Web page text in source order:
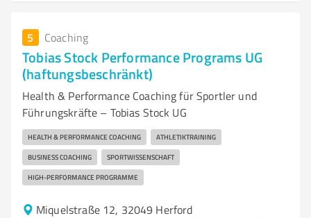
5 Coaching
Tobias Stock Performance Programs UG
(haftungsbeschränkt)
Health & Performance Coaching für Sportler und
Führungskräfte – Tobias Stock UG
HEALTH & PERFORMANCE COACHING ATHLETIKTRAINING
BUSINESS COACHING SPORTWISSENSCHAFT
HIGH-PERFORMANCE PROGRAMME
Miquelstraße 12, 32049 Herford